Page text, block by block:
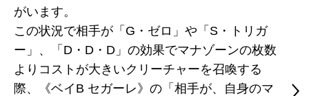
がいます。
この状況で相手が「G・ゼロ」や「S・トリガ
ー」、「D・D・D」の効果でマナゾーンの枚数
よりコストが大きいクリーチャーを召喚する
際、《ベイB セガーレ》の「相手が、自身のマ